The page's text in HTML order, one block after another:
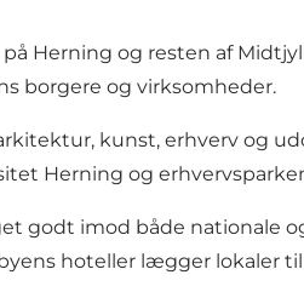
Herning og resten af
borgere og virksomheder.
kunst, erhverv og
Herning og
godt imod både
hoteller lægger lokaler